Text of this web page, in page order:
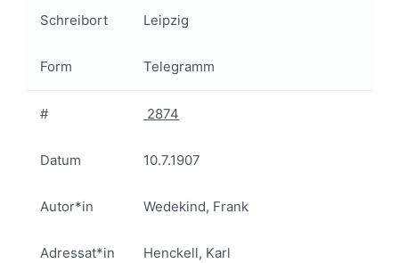
Schreibort Leipzig
Form Telegramm
# 2874
Datum 10.7.1907
Autor*in Wedekind, Frank
Adressat*in Henckell, Karl